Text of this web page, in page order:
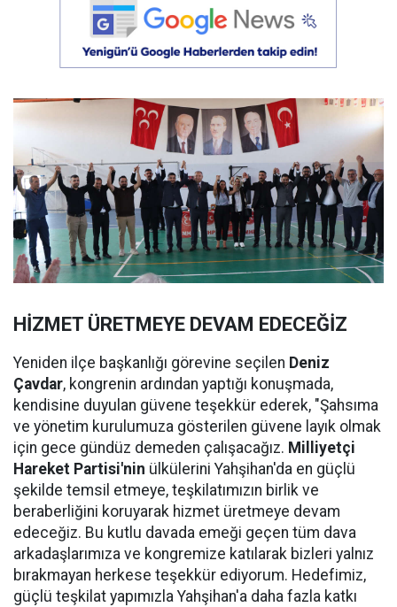
HİZMET ÜRETMEYE DEVAM EDECEĞİZ
Yeniden ilçe başkanlığı görevine seçilen Deniz
Çavdar, kongrenin ardından yaptığı konuşmada,
kendisine duyulan güvene teşekkür ederek, "Şahsıma
ve yönetim kurulumuza gösterilen güvene layık olmak
için gece gündüz demeden çalışacağız. Milliyetçi
Hareket Partisi'nin ülkülerini Yahşihan'da en güçlü
şekilde temsil etmeye, teşkilatımızın birlik ve
beraberliğini koruyarak hizmet üretmeye devam
edeceğiz. Bu kutlu davada emeği geçen tüm dava
arkadaşlarımıza ve kongremize katılarak bizleri yalnız
bırakmayan herkese teşekkür ediyorum. Hedefimiz,
güçlü teşkilat yapımızla Yahşihan'a daha fazla katkı